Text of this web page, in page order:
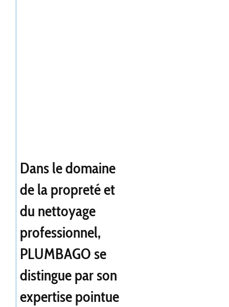
Dans le domaine
de la propreté et
du nettoyage
professionnel,
PLUMBAGO se
distingue par son
expertise pointue